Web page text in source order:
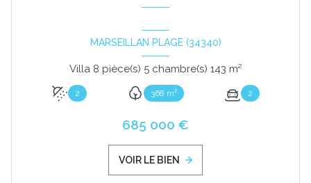
MARSEILLAN PLAGE (34340)
Villa 8 pièce(s) 5 chambre(s) 143 m²
2 368 m² 2
685 000 €
VOIR LE BIEN